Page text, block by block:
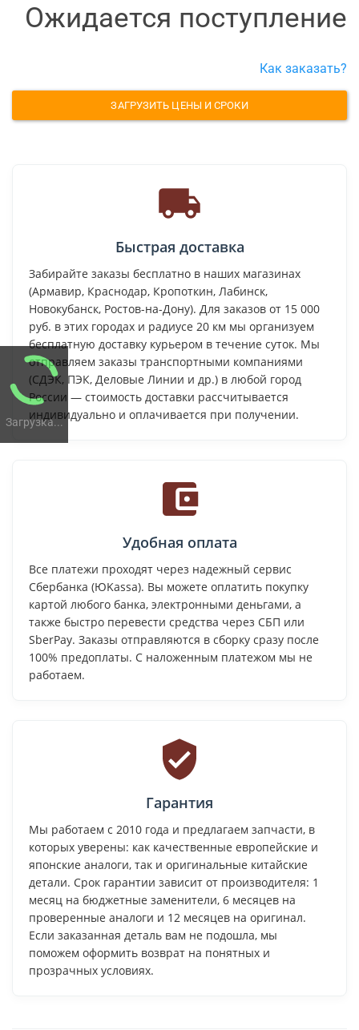
Загрузка...
Ожидается поступление
Как заказать?
ЗАГРУЗИТЬ ЦЕНЫ И СРОКИ
Быстрая доставка
Забирайте заказы бесплатно в наших магазинах
(Армавир, Краснодар, Кропоткин, Лабинск,
Новокубанск, Ростов-на-Дону). Для заказов от 15 000
руб. в этих городах и радиусе 20 км мы организуем
бесплатную доставку курьером в течение суток. Мы
отправляем заказы транспортными компаниями
(СДЭК, ПЭК, Деловые Линии и др.) в любой город
России — стоимость доставки рассчитывается
индивидуально и оплачивается при получении.
Удобная оплата
Все платежи проходят через надежный сервис
Сбербанка (ЮKassa). Вы можете оплатить покупку
картой любого банка, электронными деньгами, а
также быстро перевести средства через СБП или
SberPay. Заказы отправляются в сборку сразу после
100% предоплаты. С наложенным платежом мы не
работаем.
Гарантия
Мы работаем с 2010 года и предлагаем запчасти, в
которых уверены: как качественные европейские и
японские аналоги, так и оригинальные китайские
детали. Срок гарантии зависит от производителя: 1
месяц на бюджетные заменители, 6 месяцев на
проверенные аналоги и 12 месяцев на оригинал.
Если заказанная деталь вам не подошла, мы
поможем оформить возврат на понятных и
прозрачных условиях.